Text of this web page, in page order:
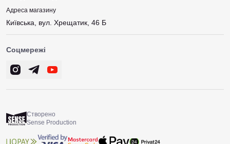
Адреса магазину
Київська, вул. Хрещатик, 46 Б
Соцмережі
Створено
Sense Production